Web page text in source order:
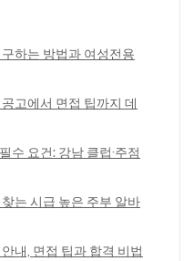
하는 방법과 여성전용
고에서 면접 팁까지 데
수 요건: 강남 클럽·주점
는 시급 높은 주부 알바
내, 면접 팁과 합격 비법